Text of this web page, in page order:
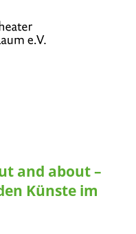
and about –
Künste im